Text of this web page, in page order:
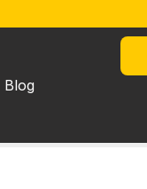
Blog